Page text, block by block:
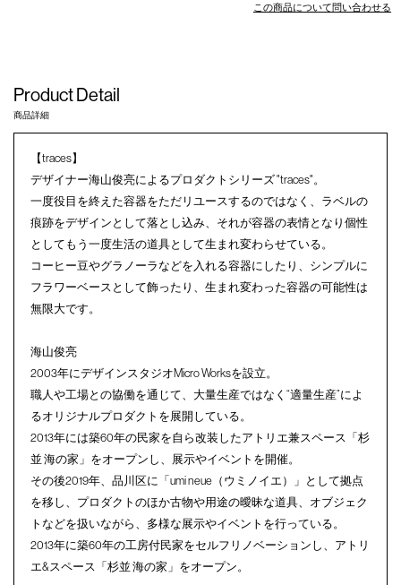
この商品について問い合わせる
Product Detail
商品詳細
【traces】
デザイナー海山俊亮によるプロダクトシリーズ "traces"。
一度役目を終えた容器をただリユースするのではなく、ラベルの
痕跡をデザインとして落とし込み、それが容器の表情となり個性
としてもう一度生活の道具として生まれ変わらせている。
コーヒー豆やグラノーラなどを入れる容器にしたり、シンプルに
フラワーベースとして飾ったり、生まれ変わった容器の可能性は
無限大です。
海山俊亮
2003年にデザインスタジオMicro Worksを設立。
職人や工場との協働を通じて、大量生産ではなく“適量生産”によ
るオリジナルプロダクトを展開している。
2013年には築60年の民家を自ら改装したアトリエ兼スペース「杉
並 海の家」をオープンし、展示やイベントを開催。
その後2019年、品川区に「umi neue（ウミノイエ）」として拠点
を移し、プロダクトのほか古物や用途の曖昧な道具、オブジェク
トなどを扱いながら、多様な展示やイベントを行っている。
2013年に築60年の工房付民家をセルフリノベーションし、アトリ
エ&スペース「杉並 海の家」をオープン。